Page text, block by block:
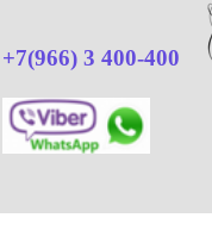
+7(966) 3 400-400